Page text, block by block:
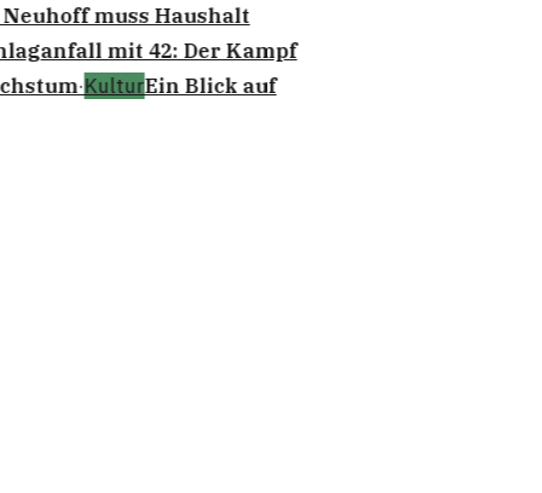
muss Haushalt
mit 42: Der Kampf
·KulturEin Blick auf